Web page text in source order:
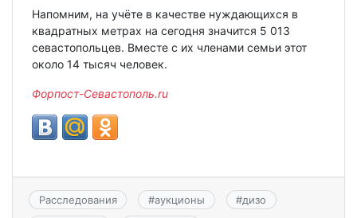
Напомним, на учёте в качестве нуждающихся в
квадратных метрах на сегодня значится 5 013
севастопольцев. Вместе с их членами семьи этот
около 14 тысяч человек.
Форпост-Севастополь.ru
Расследования #аукционы #дизо